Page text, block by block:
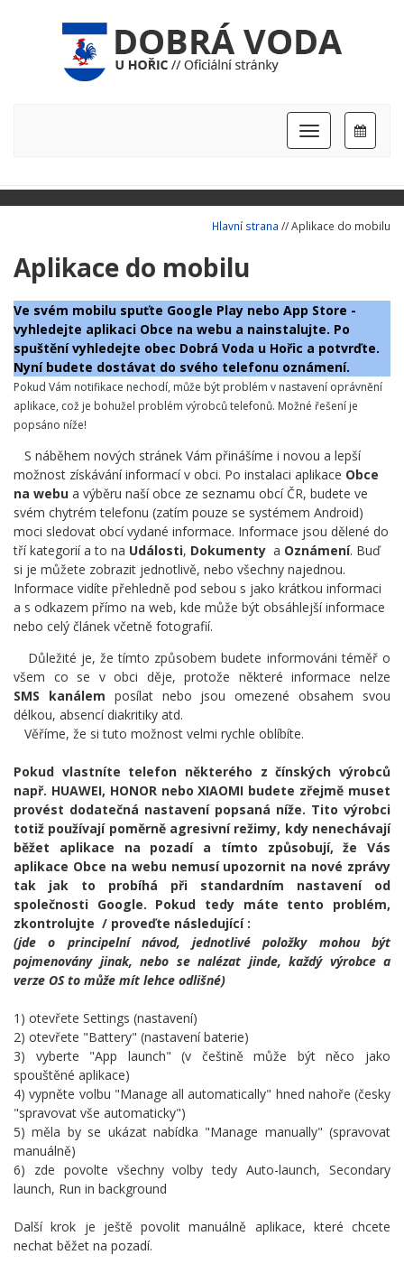
Hlavní
nabídka
Hlavní strana // Aplikace do mobilu
Aplikace do mobilu
Ve svém mobilu spuťte Google Play nebo App Store -
vyhledejte aplikaci Obce na webu a nainstalujte. Po
spuštění vyhledejte obec Dobrá Voda u Hořic a potvrďte.
Nyní budete dostávat do svého telefonu oznámení.
Pokud Vám notifikace nechodí, může být problém v nastavení oprávnění
aplikace, což je bohužel problém výrobců telefonů. Možné řešení je
popsáno níže!
S náběhem nových stránek Vám přinášíme i novou a lepší
možnost získávání informací v obci. Po instalaci aplikace Obce
na webu a výběru naší obce ze seznamu obcí ČR, budete ve
svém chytrém telefonu (zatím pouze se systémem Android)
moci sledovat obcí vydané informace. Informace jsou dělené do
tří kategorií a to na Události, Dokumenty a Oznámení. Buď
si je můžete zobrazit jednotlivě, nebo všechny najednou.
Informace vidíte přehledně pod sebou s jako krátkou informaci
a s odkazem přímo na web, kde může být obsáhlejší informace
nebo celý článek včetně fotografií.
Důležité je, že tímto způsobem budete informováni téměř o
všem co se v obci děje, protože některé informace nelze
SMS
kanálem posílat nebo jsou omezené obsahem svou
délkou, absencí diakritiky atd.
Věříme, že si tuto možnost velmi rychle oblíbíte.
Pokud vlastníte telefon některého z čínských výrobců
např. HUAWEI, HONOR nebo XIAOMI budete zřejmě muset
provést dodatečná nastavení popsaná níže. Tito výrobci
totiž používají poměrně agresivní režimy, kdy nenechávají
běžet aplikace na pozadí a tímto způsobují, že Vás
aplikace Obce na webu nemusí upozornit na nové zprávy
tak jak to probíhá při standardním nastavení od
společnosti Google. Pokud tedy máte tento problém,
zkontrolujte / proveďte následující :
(jde o principelní návod, jednotlivé položky mohou být
pojmenovány jinak, nebo se nalézat jinde, každý výrobce a
verze OS to může mít lehce odlišné)
1) otevřete Settings (nastavení)
2) otevřete "Battery" (nastavení baterie)
3) vyberte "App launch" (v češtině může být něco jako
spouštěné aplikace)
4) vypněte volbu "Manage all automatically" hned nahoře (česky
"spravovat vše automaticky")
5) měla by se ukázat nabídka "Manage manually" (spravovat
manuálně)
6) zde povolte všechny volby tedy Auto-launch, Secondary
launch, Run in background
Další krok je ještě povolit manuálně aplikace, které chcete
nechat běžet na pozadí.